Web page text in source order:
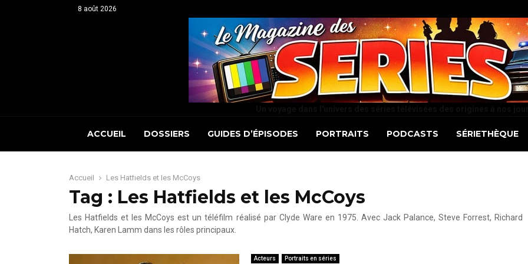
8 août 2026
ACCUEIL DOSSIERS GUIDES D’ÉPISODES PORTRAITS PODCASTS SÉRIETHÈQUE
Accueil Les Hatfields et les McCoys
Tag : Les Hatfields et les McCoys
Les Hatfields et les McCoys est un téléfilm réalisé par Clyde Ware en 1975. Avec Jack Palance, Steve Forrest, Richard
Hatch, Karen Lamm dans les rôles principaux.
Acteurs Portraits en séries